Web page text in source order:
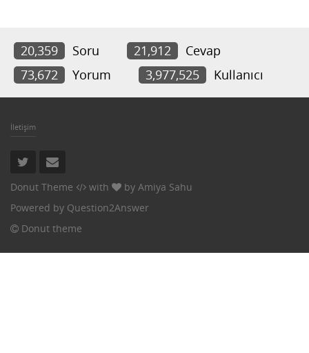
20,359 Soru 21,912
Cevap
73,672
Yorum 3,977,525 Kullanıcı
İletişim
Donut Theme with by Amiya Sahu
Powered by Question2Answer
Donut theme